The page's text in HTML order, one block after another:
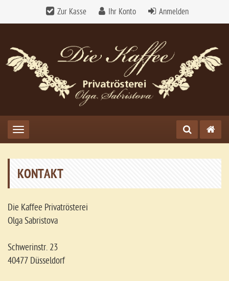
Zur Kasse Ihr Konto Anmelden
Toggle navigation
KONTAKT
Die Kaffee Privatrösterei
Olga Sabristova
Schwerinstr. 23
40477 Düsseldorf